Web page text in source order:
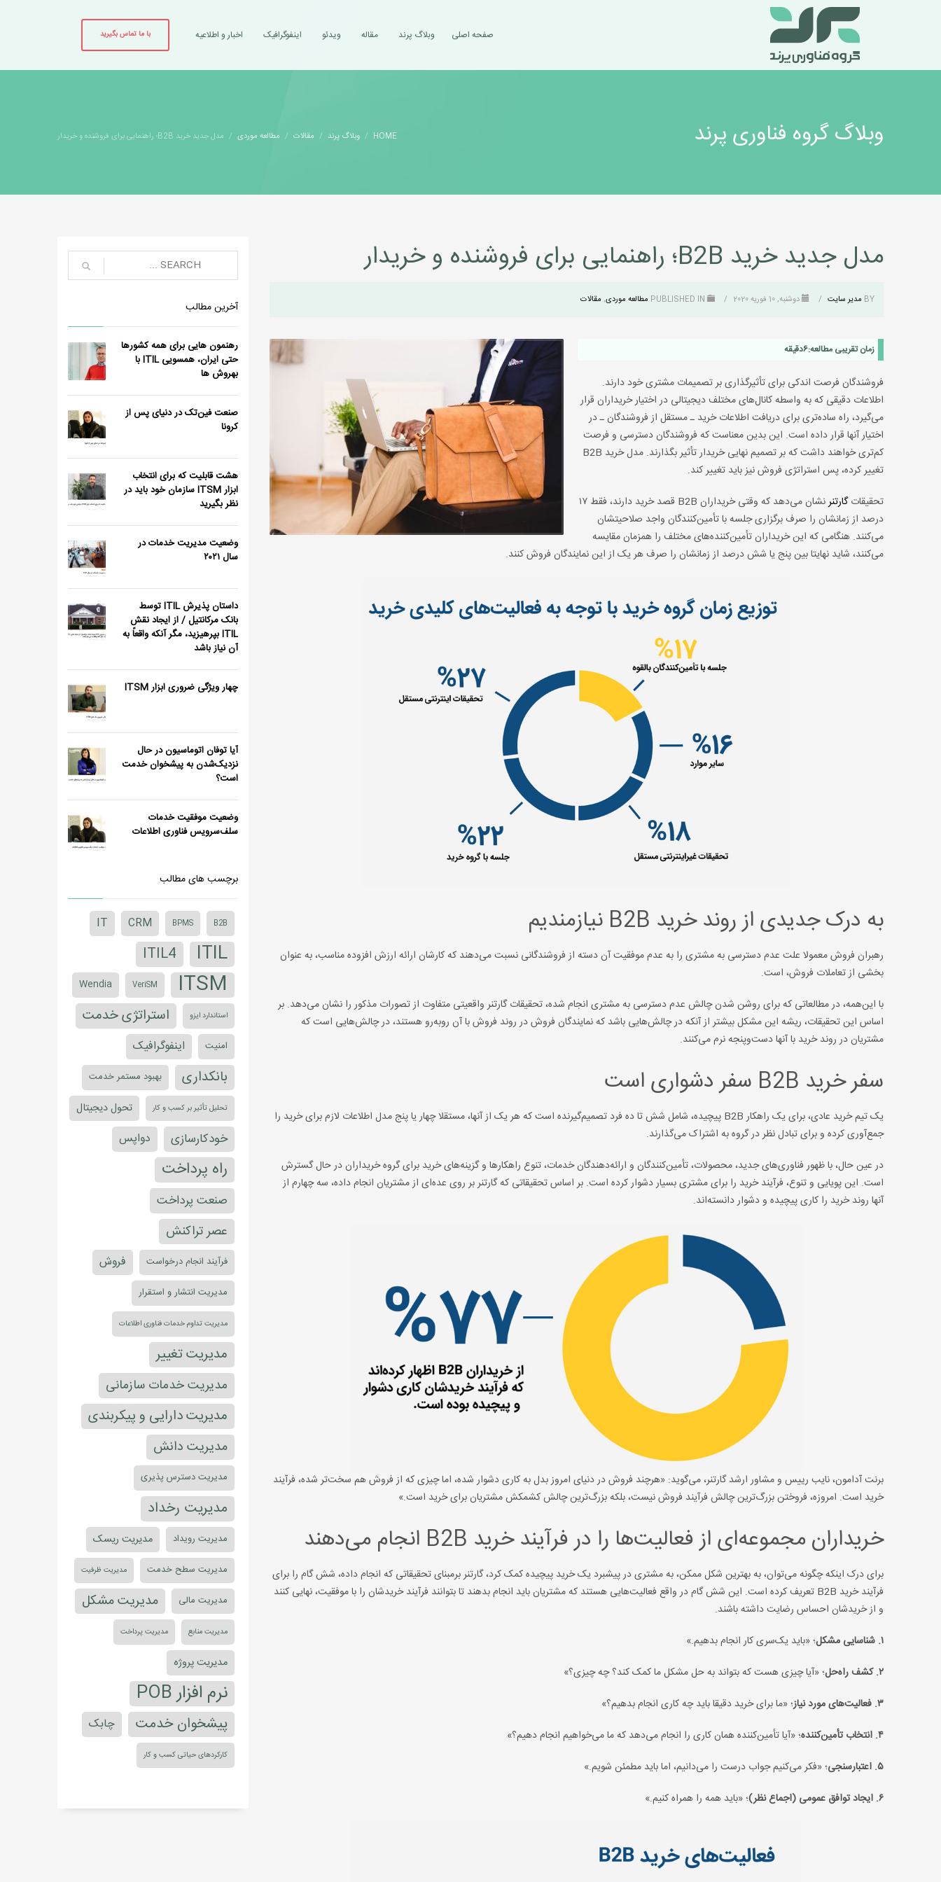
صفحه اصلی وبلاگ پرند مقاله ویدئو اینفوگرافیک اخبار و اطلاعیه با ما تماس بگیرید
HOME وبلاگ پرند مقالات مطالعه موردی مدل جدید خرید B2B؛ راهنمایی برای فروشنده و خریدار وبلاگ گروه فناوری پرند
مدل جدید خرید B2B؛ راهنمایی برای فروشنده و خریدار
BY مدیر سایت / دوشنبه, 10 فوریه 2020 / مطالعه موردی, مقالات
زمان تقریبی مطالعه:6دقیقه
فروشندگان فرصت اندکی برای تأثیرگذاری بر تصمیمات مشتری خود دارند.
اطلاعات دقیقی که به واسطه کانال‌های مختلف دیجیتالی در اختیار خریداران قرار
می‌گیرد، راه ساده‌تری برای دریافت اطلاعات خرید ـ مستقل از فروشندگان ـ در
اختیار آنها قرار داده است. این بدین معناست که فروشندگان دسترسی و فرصت
کم‌تری خواهند داشت که بر تصمیم نهایی خریدار تأثیر بگذارند. مدل خرید B2B
تغییر کرده، پس استراتژی فروش نیز باید تغییر کند.
تحقیقاتگارتنر
نشان می‌دهد که وقتی خریداران B2B قصد خرید دارند، فقط ۱۷
درصد از زمانشان را صرف برگزاری جلسه با تأمین‌کنندگان واجد صلاحیتشان
می‌کنند. هنگامی که این خریداران تأمین‌کننده‌های مختلف را همزمان مقایسه
می‌کنند، شاید نهایتا بین پنج یا شش درصد از زمانشان را صرف هر یک از این نمایندگان فروش کنند.
به درک جدیدی از روند خرید B2B نیازمندیم
رهبران فروش معمولا علت عدم دسترسی به مشتری را به عدم موفقیت آن دسته از فروشندگانی نسبت می‌دهند که کارشان ارائه ارزش افزوده مناسب، به عنوان
بخشی از تعاملات فروش، است.
با این‌همه، در مطالعاتی که برای روشن شدن چالش عدم دسترسی به مشتری انجام شده، تحقیقات گارتنر واقعیتی متفاوت از تصورات مذکور را نشان می‌دهد. بر
اساس این تحقیقات، ریشه این مشکل بیشتر از آنکه در چالش‌هایی باشد که نمایندگان فروش در روند فروش با آن روبه‌رو هستند، در چالش‌هایی است که
مشتریان در روند خرید با آنها دست‌وپنجه نرم می‌کنند.
سفر خرید B2B سفر دشواری است
یک تیم خرید عادی، برای یک راهکار B2B پیچیده، شامل شش تا ده فرد تصمیم‌گیرنده است که هر یک از آنها، مستقلا چهار یا پنج مدل اطلاعات لازم برای خرید را
جمع‌آوری کرده و برای تبادل نظر در گروه به اشتراک می‌گذارند.
در عین حال، با ظهور فناوری‌های جدید، محصولات، تأمین‌کنندگان و ارائه‌دهندگان خدمات، تنوع راهکارها و گزینه‌های خرید برای گروه خریداران در حال گسترش
است. این پویایی و تنوع، فرآیند خرید را برای مشتری بسیار دشوار کرده است. بر اساس تحقیقاتی که گارتنر بر روی عده‌ای از مشتریان انجام داده، سه چهارم از
آنها روند خرید را کاری پیچیده و دشوار دانسته‌اند.
برنت آدامون، نایب رییس و مشاور ارشد گارتنر، می‌گوید: «هرچند فروش در دنیای امروز بدل به کاری دشوار شده، اما چیزی که از فروش هم سخت‌تر شده، فرآیند
خرید است. امروزه، فروختن بزرگ‌ترین چالش فرآیند فروش نیست، بلکه بزرگ‌ترین چالش کشمکش مشتریان برای خرید است.»
خریداران مجموعه‌ای از فعالیت‌ها را در فرآیند خرید B2B انجام می‌دهند
برای درک اینکه چگونه می‌توان، به بهترین شکل ممکن، به مشتری در پیشبرد یک خرید پیچیده کمک کرد، گارتنر برمبنای تحقیقاتی که انجام داده، شش گام را برای
فرآیند خرید B2B تعریف کرده است. این شش گام در واقع فعالیت‌هایی هستند که مشتریان باید انجام بدهند تا بتوانند فرآیند خریدشان را با موفقیت، نهایی کنند
و از خریدشان احساس رضایت داشته باشند.
۱. شناسایی مشکل
؛ «باید یک‌سری کار انجام بدهیم.»
۲. کشف راه‌حل
؛ «آیا چیزی هست که بتواند به حل مشکل ما کمک کند؟ چه چیزی؟»
۳. فعالیت‌های
مورد نیاز؛ «ما برای خرید دقیقا باید چه کاری انجام بدهیم؟»
۴. انتخاب تأمین‌کننده
؛ «آیا تأمین‌کننده همان کاری را انجام می‌دهد که ما می‌خواهیم انجام دهیم؟»
۵. اعتبارسنجی
؛ «فکر می‌کنیم جواب درست را می‌دانیم، اما باید مطمئن شویم.»
۶. ایجاد توافق عمومی (اجماع نظر)
؛ «باید همه را همراه کنیم.»
آخرین مطالب
رهنمون هایی برای همه کشورها
حتی ایران، همسویی ITIL با
بهروش ها
صنعت فین‌تک در دنیای پس از
کرونا
هشت قابلیت که برای انتخاب
ابزار ITSM سازمان خود باید در
نظر بگیرید
وضعیت مدیریت خدمات در
سال ٢٠٢١
داستان پذیرش ITIL توسط
بانک مرکانتیل / از ایجاد نقش
ITIL بپرهیزید، مگر آنکه واقعاً به
آن نیاز باشد
چهار ویژگی ضروری ابزار ITSM
آیا توفان اتوماسیون در حال
نزدیک‌شدن به پیشخوان خدمت
است؟
وضعیت موفقیت خدمات
سلف‌سرویس فناوری اطلاعات
برچسب های مطالب
B2B
BPMS
CRM
IT
ITIL
ITIL4
ITSM
VeriSM
Wendia
استاندارد ایزو استراتژی خدمت
امنیت اینفوگرافیک
بانکداری بهبود مستمر خدمت
تحلیل تأثیر بر کسب و کار تحول دیجیتال
خودکارسازی دواپس
راه پرداخت
صنعت پرداخت
عصر تراکنش
فرآیند انجام درخواست فروش
مدیریت انتشار و استقرار
مدیریت تداوم خدمات فناوری اطلاعات
مدیریت تغییر
مدیریت خدمات سازمانی
مدیریت دارایی و پیکربندی
مدیریت دانش
مدیریت دسترس پذیری
مدیریت رخداد
مدیریت رویداد مدیریت ریسک
مدیریت سطح خدمت مدیریت ظرفیت
مدیریت مالی مدیریت مشکل
مدیریت منابع مدیریت پرداخت
مدیریت پروژه
نرم افزار POB
پیشخوان خدمت چابک
کارکردهای حیاتی کسب و کار